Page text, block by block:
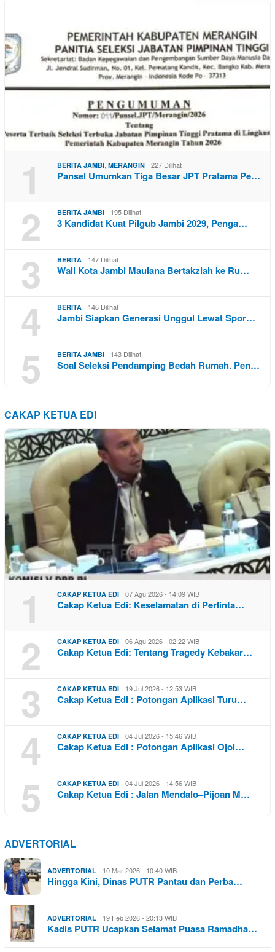
1 BERITA JAMBI, MERANGIN 227 Dilihat
Pansel Umumkan Tiga Besar JPT Pratama Pe…
2 BERITA JAMBI 195 Dilihat
3 Kandidat Kuat Pilgub Jambi 2029, Penga…
3 BERITA 147 Dilihat
Wali Kota Jambi Maulana Bertakziah ke Ru…
4 BERITA 146 Dilihat
Jambi Siapkan Generasi Unggul Lewat Spor…
5 BERITA JAMBI 143 Dilihat
Soal Seleksi Pendamping Bedah Rumah. Pen…
CAKAP KETUA EDI
1 CAKAP KETUA EDI 07 Agu 2026 - 14:09 WIB
Cakap Ketua Edi: Keselamatan di Perlinta…
2 CAKAP KETUA EDI 06 Agu 2026 - 02:22 WIB
Cakap Ketua Edi: Tentang Tragedy Kebakar…
3 CAKAP KETUA EDI 19 Jul 2026 - 12:53 WIB
Cakap Ketua Edi : Potongan Aplikasi Turu…
4 CAKAP KETUA EDI 04 Jul 2026 - 15:46 WIB
Cakap Ketua Edi : Potongan Aplikasi Ojol…
5 CAKAP KETUA EDI 04 Jul 2026 - 14:56 WIB
Cakap Ketua Edi : Jalan Mendalo–Pijoan M…
ADVERTORIAL
ADVERTORIAL 10 Mar 2026 - 10:40 WIB
Hingga Kini, Dinas PUTR Pantau dan Perba…
ADVERTORIAL 19 Feb 2026 - 20:13 WIB
Kadis PUTR Ucapkan Selamat Puasa Ramadha…